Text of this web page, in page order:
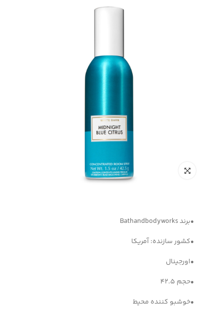
•برند Bathandbodyworks
•کشور سازنده: آمریکا
•اورجینال
•حجم 42.5
•خوشبو کننده محیط